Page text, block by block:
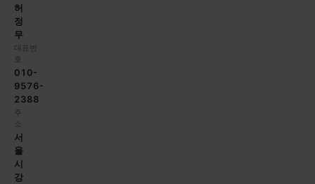
허
정
무
대표번
호
010-
9576-
2388
주
소
서
울
시
강